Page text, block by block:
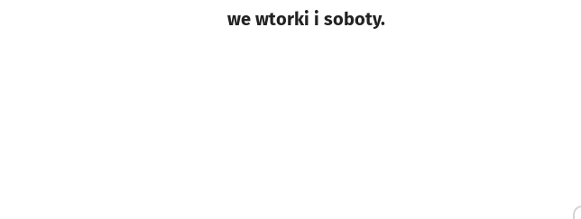
we wtorki i soboty.